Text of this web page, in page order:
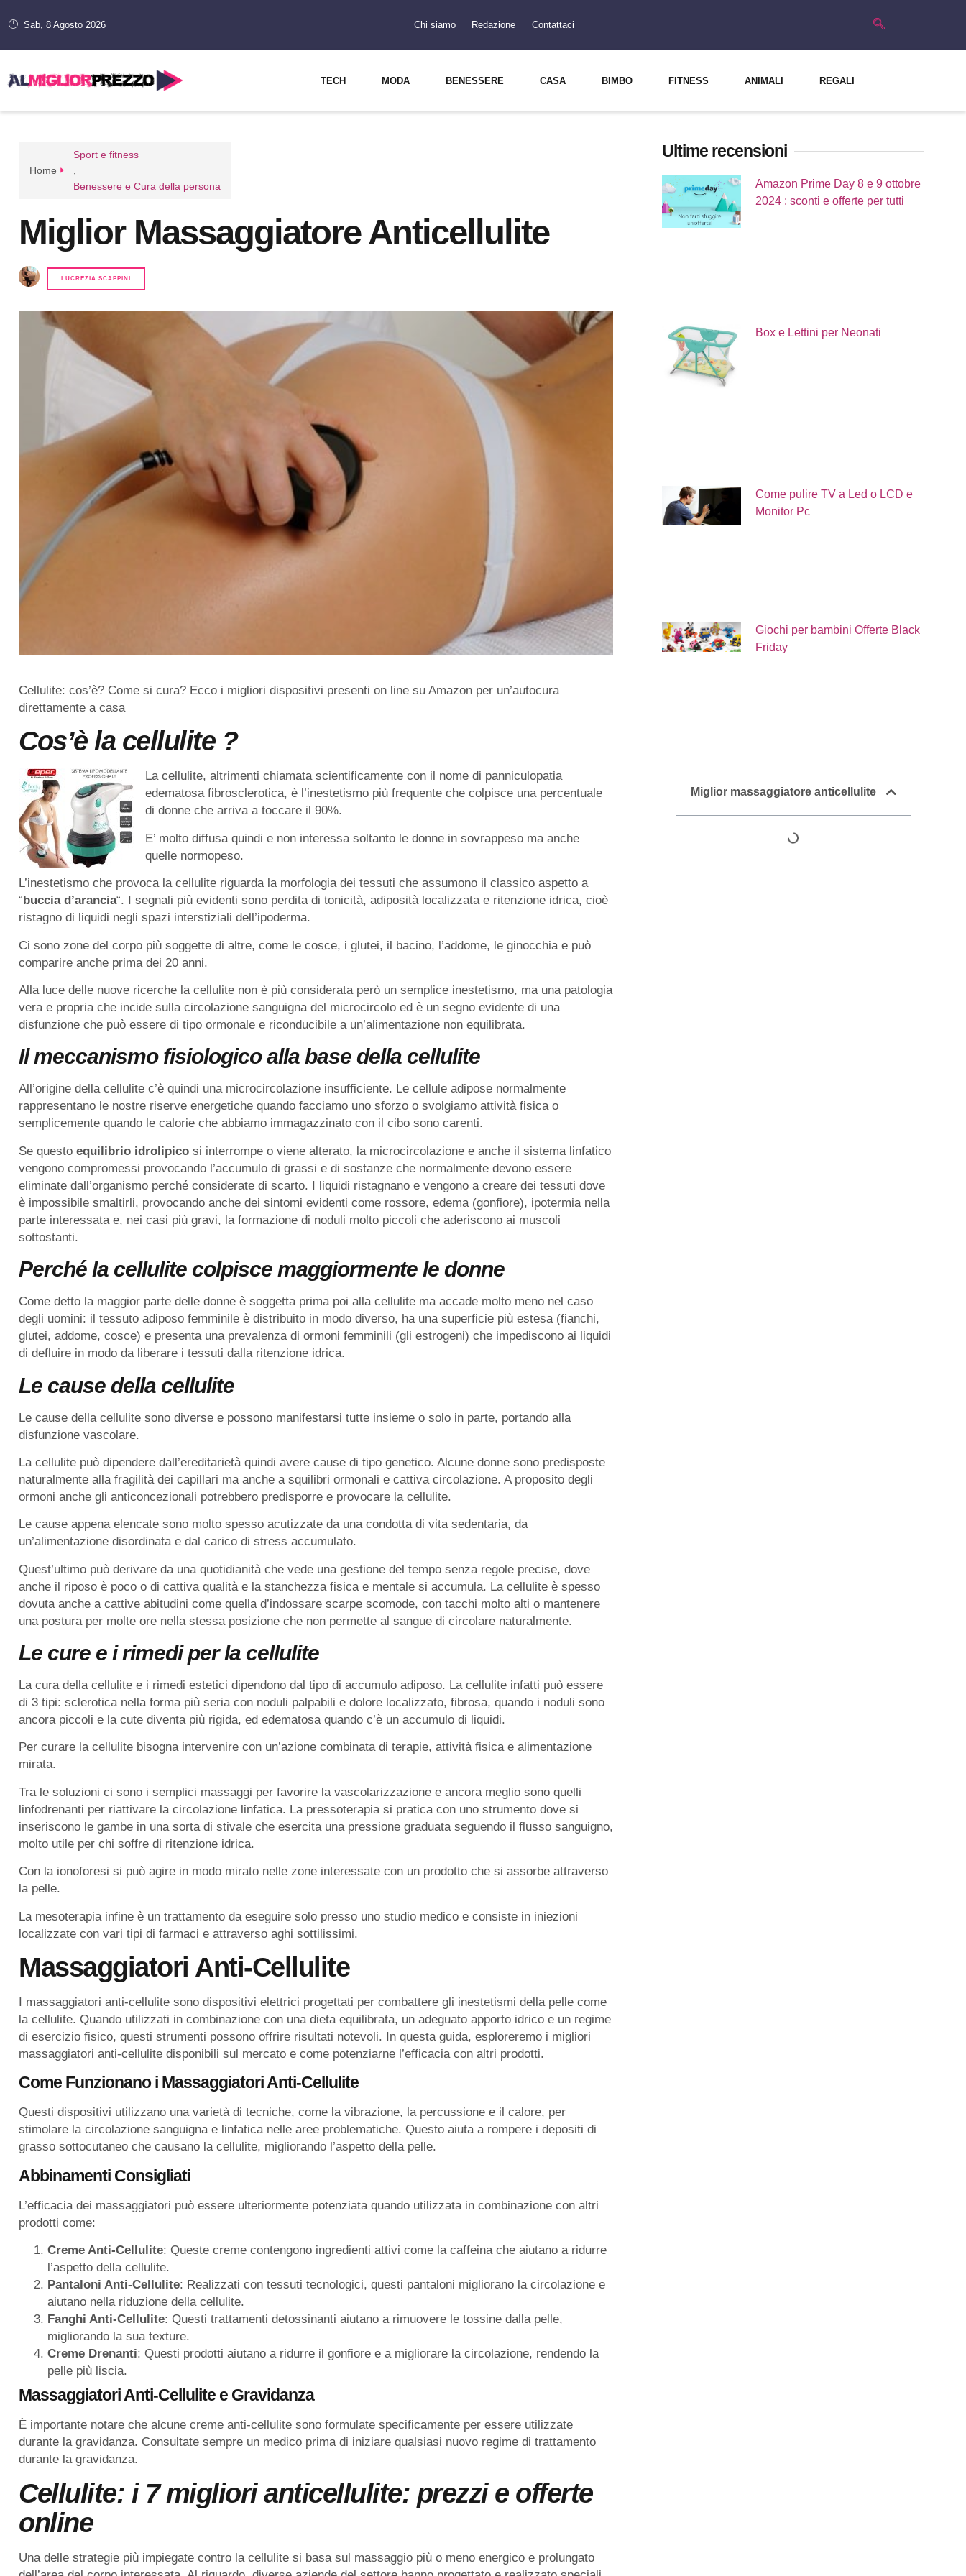
Sab, 8 Agosto 2026 Chi siamo Redazione Contattaci
TECH MODA BENESSERE CASA BIMBO FITNESS ANIMALI REGALI
Home
Sport e fitness
Benessere e Cura della persona
Miglior Massaggiatore Anticellulite
LUCREZIA SCAPPINI
Cellulite: cos’è? Come si cura? Ecco i migliori dispositivi presenti on line su Amazon per un’autocura
direttamente a casa
Cos’è la cellulite ?
La cellulite, altrimenti chiamata scientificamente con il nome di panniculopatia
edematosa fibrosclerotica, è l’inestetismo più frequente che colpisce una percentuale
di donne che arriva a toccare il 90%.
E’ molto diffusa quindi e non interessa soltanto le donne in sovrappeso ma anche
quelle normopeso.
L’inestetismo che provoca la cellulite riguarda la morfologia dei tessuti che assumono il classico aspetto a
“ buccia d’arancia“. I segnali più evidenti sono perdita di tonicità, adiposità localizzata e ritenzione idrica, cioè
ristagno di liquidi negli spazi interstiziali dell’ipoderma.
Ci sono zone del corpo più soggette di altre, come le cosce, i glutei, il bacino, l’addome, le ginocchia e può
comparire anche prima dei 20 anni.
Alla luce delle nuove ricerche la cellulite non è più considerata però un semplice inestetismo, ma una patologia
vera e propria che incide sulla circolazione sanguigna del microcircolo ed è un segno evidente di una
disfunzione che può essere di tipo ormonale e riconducibile a un’alimentazione non equilibrata.
Il meccanismo fisiologico alla base della cellulite
All’origine della cellulite c’è quindi una microcircolazione insufficiente. Le cellule adipose normalmente
rappresentano le nostre riserve energetiche quando facciamo uno sforzo o svolgiamo attività fisica o
semplicemente quando le calorie che abbiamo immagazzinato con il cibo sono carenti.
Se questo equilibrio idrolipico si interrompe o viene alterato, la microcircolazione e anche il sistema linfatico
vengono compromessi provocando l’accumulo di grassi e di sostanze che normalmente devono essere
eliminate dall’organismo perché considerate di scarto. I liquidi ristagnano e vengono a creare dei tessuti dove
è impossibile smaltirli, provocando anche dei sintomi evidenti come rossore, edema (gonfiore), ipotermia nella
parte interessata e, nei casi più gravi, la formazione di noduli molto piccoli che aderiscono ai muscoli
sottostanti.
Perché la cellulite colpisce maggiormente le donne
Come detto la maggior parte delle donne è soggetta prima poi alla cellulite ma accade molto meno nel caso
degli uomini: il tessuto adiposo femminile è distribuito in modo diverso, ha una superficie più estesa (fianchi,
glutei, addome, cosce) e presenta una prevalenza di ormoni femminili (gli estrogeni) che impediscono ai liquidi
di defluire in modo da liberare i tessuti dalla ritenzione idrica.
Le cause della cellulite
Le cause della cellulite sono diverse e possono manifestarsi tutte insieme o solo in parte, portando alla
disfunzione vascolare.
La cellulite può dipendere dall’ereditarietà quindi avere cause di tipo genetico. Alcune donne sono predisposte
naturalmente alla fragilità dei capillari ma anche a squilibri ormonali e cattiva circolazione. A proposito degli
ormoni anche gli anticoncezionali potrebbero predisporre e provocare la cellulite.
Le cause appena elencate sono molto spesso acutizzate da una condotta di vita sedentaria, da
un’alimentazione disordinata e dal carico di stress accumulato.
Quest’ultimo può derivare da una quotidianità che vede una gestione del tempo senza regole precise, dove
anche il riposo è poco o di cattiva qualità e la stanchezza fisica e mentale si accumula. La cellulite è spesso
dovuta anche a cattive abitudini come quella d’indossare scarpe scomode, con tacchi molto alti o mantenere
una postura per molte ore nella stessa posizione che non permette al sangue di circolare naturalmente.
Le cure e i rimedi per la cellulite
La cura della cellulite e i rimedi estetici dipendono dal tipo di accumulo adiposo. La cellulite infatti può essere
di 3 tipi: sclerotica nella forma più seria con noduli palpabili e dolore localizzato, fibrosa, quando i noduli sono
ancora piccoli e la cute diventa più rigida, ed edematosa quando c’è un accumulo di liquidi.
Per curare la cellulite bisogna intervenire con un’azione combinata di terapie, attività fisica e alimentazione
mirata.
Tra le soluzioni ci sono i semplici massaggi per favorire la vascolarizzazione e ancora meglio sono quelli
linfodrenanti per riattivare la circolazione linfatica. La pressoterapia si pratica con uno strumento dove si
inseriscono le gambe in una sorta di stivale che esercita una pressione graduata seguendo il flusso sanguigno,
molto utile per chi soffre di ritenzione idrica.
Con la ionoforesi si può agire in modo mirato nelle zone interessate con un prodotto che si assorbe attraverso
la pelle.
La mesoterapia infine è un trattamento da eseguire solo presso uno studio medico e consiste in iniezioni
localizzate con vari tipi di farmaci e attraverso aghi sottilissimi.
Massaggiatori Anti-Cellulite
I massaggiatori anti-cellulite sono dispositivi elettrici progettati per combattere gli inestetismi della pelle come
la cellulite. Quando utilizzati in combinazione con una dieta equilibrata, un adeguato apporto idrico e un regime
di esercizio fisico, questi strumenti possono offrire risultati notevoli. In questa guida, esploreremo i migliori
massaggiatori anti-cellulite disponibili sul mercato e come potenziarne l’efficacia con altri prodotti.
Come Funzionano i Massaggiatori Anti-Cellulite
Questi dispositivi utilizzano una varietà di tecniche, come la vibrazione, la percussione e il calore, per
stimolare la circolazione sanguigna e linfatica nelle aree problematiche. Questo aiuta a rompere i depositi di
grasso sottocutaneo che causano la cellulite, migliorando l’aspetto della pelle.
Abbinamenti Consigliati
L’efficacia dei massaggiatori può essere ulteriormente potenziata quando utilizzata in combinazione con altri
prodotti come:
Creme Anti-Cellulite: Queste creme contengono ingredienti attivi come la caffeina che aiutano a ridurre
l’aspetto della cellulite.
Pantaloni Anti-Cellulite: Realizzati con tessuti tecnologici, questi pantaloni migliorano la circolazione e
aiutano nella riduzione della cellulite.
Fanghi Anti-Cellulite: Questi trattamenti detossinanti aiutano a rimuovere le tossine dalla pelle,
migliorando la sua texture.
Creme Drenanti: Questi prodotti aiutano a ridurre il gonfiore e a migliorare la circolazione, rendendo la
pelle più liscia.
Massaggiatori Anti-Cellulite e Gravidanza
È importante notare che alcune creme anti-cellulite sono formulate specificamente per essere utilizzate
durante la gravidanza. Consultate sempre un medico prima di iniziare qualsiasi nuovo regime di trattamento
durante la gravidanza.
Cellulite: i 7 migliori anticellulite: prezzi e offerte
online
Una delle strategie più impiegate contro la cellulite si basa sul massaggio più o meno energico e prolungato
Ultime recensioni
Amazon Prime Day 8 e 9 ottobre
2024 : sconti e offerte per tutti
Box e Lettini per Neonati
Come pulire TV a Led o LCD e
Monitor Pc
Giochi per bambini Offerte Black
Friday
Miglior massaggiatore anticellulite